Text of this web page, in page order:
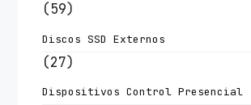
(59)
Discos SSD Externos
(27)
Dispositivos Control Presencial